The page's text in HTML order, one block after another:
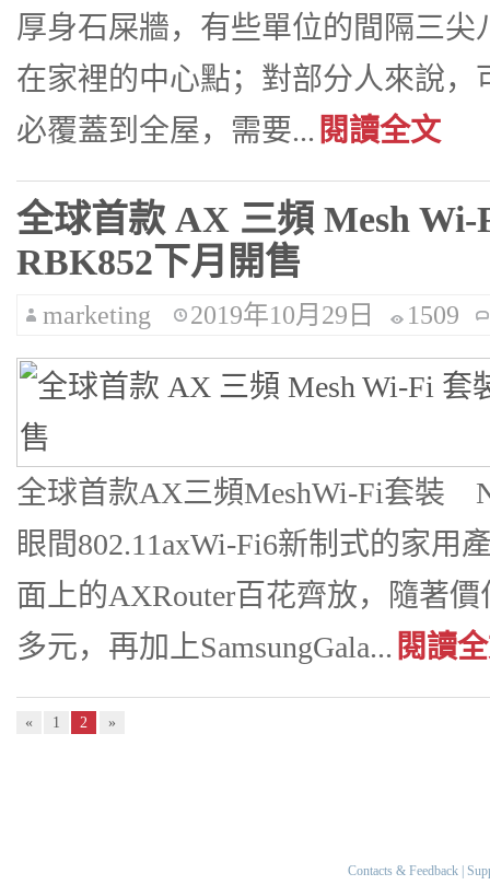
厚身石屎牆，有些單位的間隔三尖
在家裡的中心點；對部分人來說，
必覆蓋到全屋，需要... 閱讀全文
全球首款 AX 三頻 Mesh
RBK852下月開售
marketing 2019年10月29日 1509
全球首款AX三頻MeshWi-Fi套裝
眼間802.11axWi-Fi6新制式的家用
面上的AXRouter百花齊放，隨著價
多元，再加上SamsungGala... 閱讀
« 1 2 »
Contacts & Feedback